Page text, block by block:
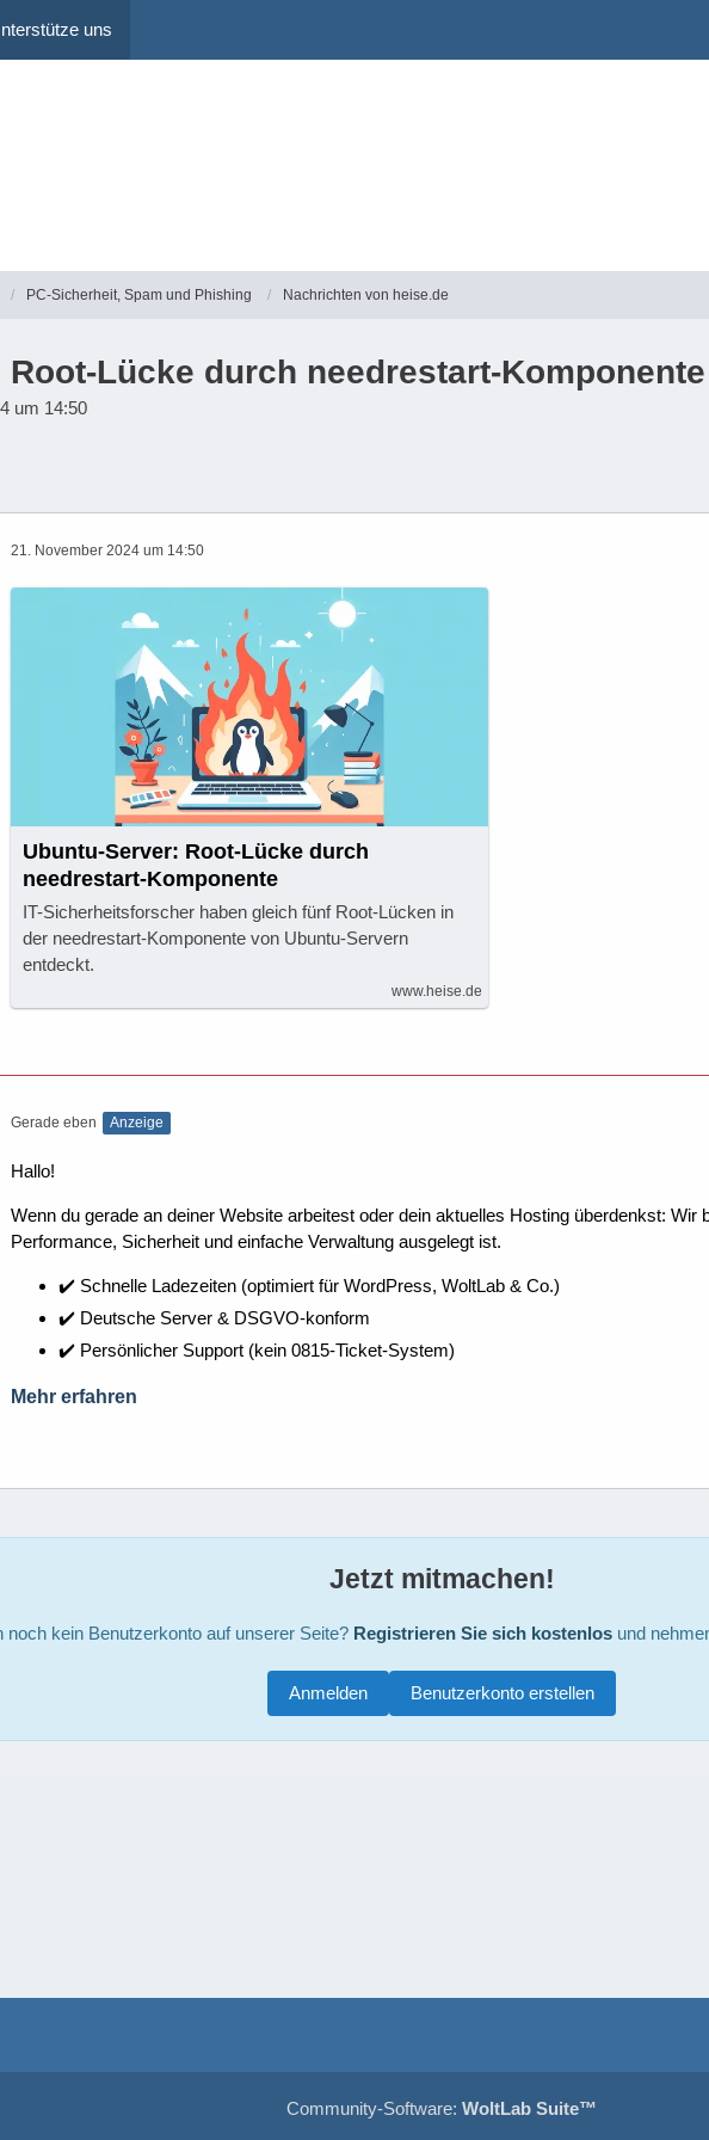
uns
PC-Sicherheit, Spam und Phishing Nachrichten von heise.de
Root-Lücke durch needrestart-Komponente
um 14:50
21. November 2024 um 14:50
Ubuntu-Server: Root-Lücke durch
needrestart-Komponente
IT-Sicherheitsforscher haben gleich fünf Root-Lücken in
der needrestart-Komponente von Ubuntu-Servern
entdeckt.
www.heise.de
Gerade eben Anzeige
Hallo!
Wenn du gerade an deiner Website arbeitest oder dein aktuelles Hosting überdenkst:
Performance, Sicherheit und einfache Verwaltung ausgelegt ist.
✔️ Schnelle Ladezeiten (optimiert für WordPress, WoltLab & Co.)
✔️ Deutsche Server & DSGVO-konform
✔️ Persönlicher Support (kein 0815-Ticket-System)
Mehr erfahren
Jetzt mitmachen!
noch kein Benutzerkonto auf unserer Seite? Registrieren Sie sich kostenlosund
Benutzerkonto erstellen
Anmelden
Community-Software: WoltLab Suite™